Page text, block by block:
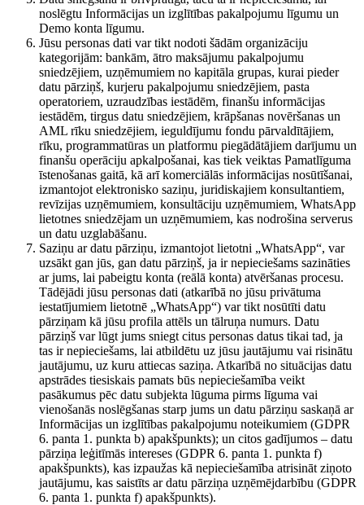
noslēgtu Informācijas un izglītības pakalpojumu līgumu un
Demo konta līgumu.
Jūsu personas dati var tikt nodoti šādām organizāciju
kategorijām: bankām, ātro maksājumu pakalpojumu
sniedzējiem, uzņēmumiem no kapitāla grupas, kurai pieder
datu pārziņš, kurjeru pakalpojumu sniedzējiem, pasta
operatoriem, uzraudzības iestādēm, finanšu informācijas
iestādēm, tirgus datu sniedzējiem, krāpšanas novēršanas un
AML rīku sniedzējiem, ieguldījumu fondu pārvaldītājiem,
rīku, programmatūras un platformu piegādātājiem darījumu un
finanšu operāciju apkalpošanai, kas tiek veiktas Pamatlīguma
īstenošanas gaitā, kā arī komerciālās informācijas nosūtīšanai,
izmantojot elektronisko saziņu, juridiskajiem konsultantiem,
revīzijas uzņēmumiem, konsultāciju uzņēmumiem, WhatsApp
lietotnes sniedzējam un uzņēmumiem, kas nodrošina serverus
un datu uzglabāšanu.
Saziņu ar datu pārziņu, izmantojot lietotni „WhatsApp“, var
uzsākt gan jūs, gan datu pārziņš, ja ir nepieciešams sazināties
ar jums, lai pabeigtu konta (reālā konta) atvēršanas procesu.
Tādējādi jūsu personas dati (atkarībā no jūsu privātuma
iestatījumiem lietotnē „WhatsApp“) var tikt nosūtīti datu
pārziņam kā jūsu profila attēls un tālruņa numurs. Datu
pārziņš var lūgt jums sniegt citus personas datus tikai tad, ja
tas ir nepieciešams, lai atbildētu uz jūsu jautājumu vai risinātu
jautājumu, uz kuru attiecas saziņa. Atkarībā no situācijas datu
apstrādes tiesiskais pamats būs nepieciešamība veikt
pasākumus pēc datu subjekta lūguma pirms līguma vai
vienošanās noslēgšanas starp jums un datu pārziņu saskaņā ar
Informācijas un izglītības pakalpojumu noteikumiem (GDPR
6. panta 1. punkta b) apakšpunkts); un citos gadījumos – datu
pārziņa leģitīmās intereses (GDPR 6. panta 1. punkta f)
apakšpunkts), kas izpaužas kā nepieciešamība atrisināt ziņoto
jautājumu, kas saistīts ar datu pārziņa uzņēmējdarbību (GDPR
6. panta 1. punkta f) apakšpunkts).